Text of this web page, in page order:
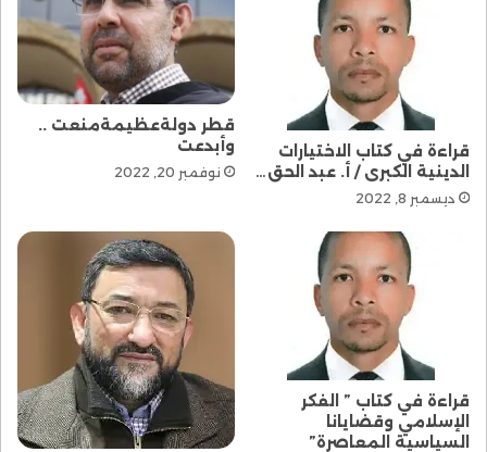
قراءة في كتاب الاختيارات
الدينية الكبرى / أ. عبد الحق…
ديسمبر 8, 2022
قطر دولةعظيمةمنعت ..
وأبدعت
نوفمبر 20, 2022
قراءة في كتاب ” الفكر
الإسلامي وقضايانا
السياسية المعاصرة”